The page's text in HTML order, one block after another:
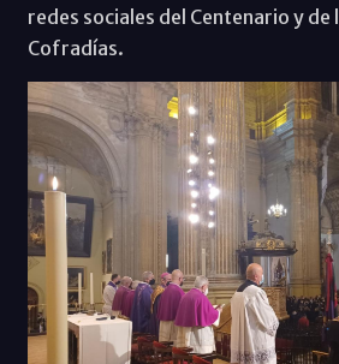
redes sociales del Centenario y de
Cofradías.